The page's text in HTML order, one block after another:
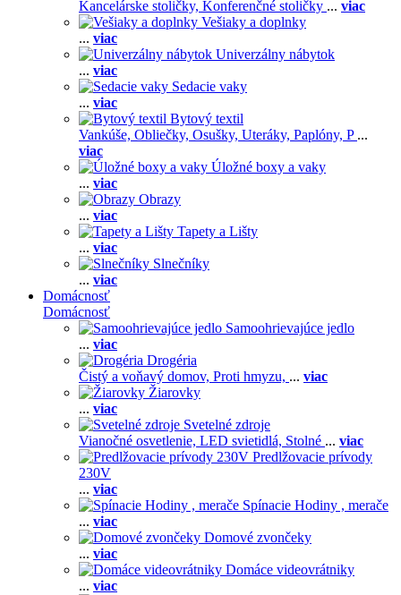
Kancelárske stoličky, Konferenčné stoličky ... viac
Vešiaky a doplnky
... viac
Univerzálny nábytok
... viac
Sedacie vaky
... viac
Bytový textil
Vankúše, Obliečky, Osušky, Uteráky, Paplóny, P ...
viac
Úložné boxy a vaky
... viac
Obrazy
... viac
Tapety a Lišty
... viac
Slnečníky
... viac
Domácnosť
Domácnosť
Samoohrievajúce jedlo
... viac
Drogéria
Čistý a voňavý domov, Proti hmyzu, ... viac
Žiarovky
... viac
Svetelné zdroje
Vianočné osvetlenie, LED svietidlá, Stolné ... viac
Predlžovacie prívody
230V
... viac
Spínacie Hodiny , merače
... viac
Domové zvončeky
... viac
Domáce videovrátniky
... viac